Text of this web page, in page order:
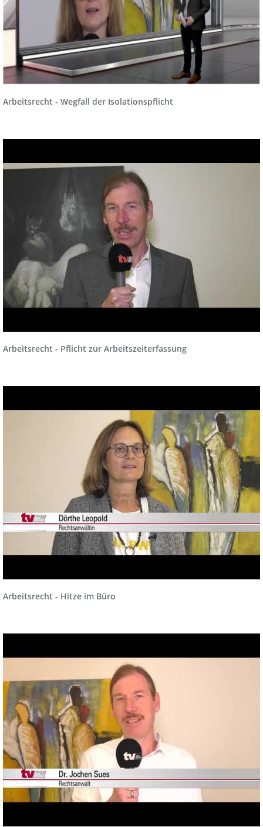
Arbeitsrecht - Wegfall der Isolationspflicht
Arbeitsrecht - Pflicht zur Arbeitszeiterfassung
Arbeitsrecht - Hitze im Büro